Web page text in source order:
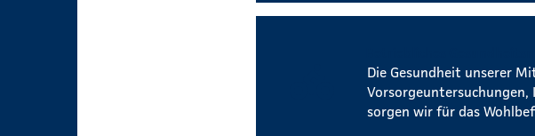
Die Gesundheit unserer
sorgen wir für das